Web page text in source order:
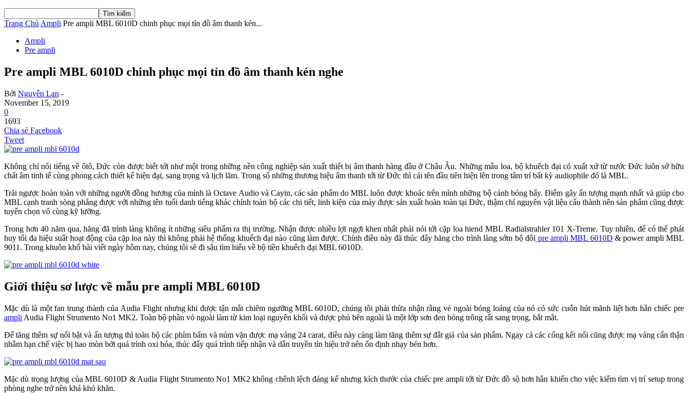
Trang Chủ Ampli Pre ampli MBL 6010D chinh phục mọi tín đồ âm thanh kén...
Ampli
Pre ampli
Pre ampli MBL 6010D chinh phục mọi tín đồ âm thanh kén nghe
Bởi Nguyễn Lan -
November 15, 2019
0
1693
Chia sẻ Facebook
Tweet
Không chỉ nổi tiếng về ôtô, Đức còn được biết tới như một trong những nền công nghiệp sản xuất thiết bị âm thanh hàng đầu ở Châu Âu. Những mẫu loa, bộ khuếch đại có xuất xứ từ nước Đức luôn sở hữu
chất âm tinh tế cùng phong cách thiết kế hiện đại, sang trọng và lịch lãm. Trong số những thương hiệu âm thanh tới từ Đức thì cái tên đầu tiên hiện lên trong tâm trí bất kỳ audiophile đó là MBL.
Trái ngược hoàn toàn với những người đồng hương của mình là Octave Audio và Cayin, các sản phẩm do MBL luôn được khoác trên mình những bộ cánh bóng bẩy. Điểm gây ấn tượng mạnh nhất và giúp cho
MBL cạnh tranh sòng phẳng được với những tên tuổi danh tiếng khác chính toàn bộ các chi tiết, linh kiện của máy được sản xuất hoàn toàn tại Đức, thậm chí nguyên vật liệu cấu thành nên sản phẩm cũng được
tuyển chọn vô cùng kỹ lưỡng.
Trong hơn 40 năm qua, hãng đã trình làng không ít những siêu phẩm ra thị trường. Nhận được nhiều lợi ngợi khen nhất phải nói tới cặp loa hiend MBL Radialstrahler 101 X-Treme. Tuy nhiên, để có thể phát
huy tối đa hiệu suất hoạt động của cặp loa này thì không phải hệ thống khuếch đại nào cũng làm được. Chính điều này đã thúc đẩy hãng cho trình làng sớm bộ đôi pre ampli MBL 6010D & power ampli MBL
9011. Trong khuôn khổ bài viết ngày hôm nay, chúng tôi sẽ đi sâu tìm hiểu về bộ tiền khuếch đại MBL 6010D.
Giới thiệu sơ lược về mẫu pre ampli MBL 6010D
Mặc dù là một fan trung thành của Audia Flight nhưng khi được tận mắt chiêm ngưỡng MBL 6010D, chúng tôi phải thừa nhận rằng vẻ ngoài bóng loáng của nó có sức cuốn hút mãnh liệt hơn hẳn chiếc pre
ampli Audia Flight Strumento No1 MK2. Toàn bộ phần vỏ ngoài làm từ kim loại nguyên khối và được phủ bên ngoài là một lớp sơn đen bóng trông rất sang trọng, bắt mắt.
Để tăng thêm sự nổi bật và ấn tượng thì toàn bộ các phím bấm và núm vặn được mạ vàng 24 carat, điều này càng làm tăng thêm sự đắt giá của sản phẩm. Ngay cả các cổng kết nối cũng được mạ vàng cẩn thận
nhằm hạn chế việc bị hao mòn bởi quá trình oxi hóa, thúc đẩy quá trình tiếp nhận và dẫn truyền tín hiệu trở nên ổn định nhạy bén hơn.
Mặc dù trọng lượng của MBL 6010D & Audia Flight Strumento No1 MK2 không chênh lệch đáng kể nhưng kích thước của chiếc pre ampli tới từ Đức đồ sộ hơn hẳn khiến cho việc kiếm tìm vị trí setup trong
phòng nghe trở nên khá khó khăn.